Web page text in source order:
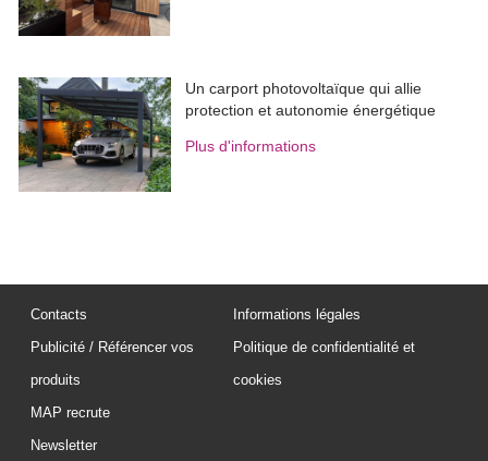
Un carport photovoltaïque qui allie
protection et autonomie énergétique
Plus d'informations
Contacts
Publicité / Référencer vos
produits
MAP recrute
Newsletter
Informations légales
Politique de confidentialité et
cookies